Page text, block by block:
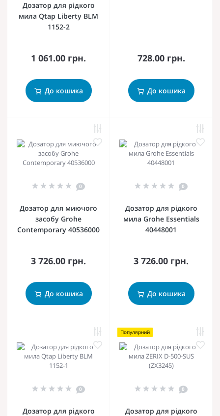
Дозатор для рідкого
мила Qtap Liberty BLM
1152-2
1 061.00 грн.
До кошика
728.00 грн.
До кошика
0
Дозатор для миючого
засобу Grohe
Contemporary 40536000
3 726.00 грн.
До кошика
0
Дозатор для рідкого
мила Grohe Essentials
40448001
3 726.00 грн.
До кошика
0
Дозатор для рідкого
Популярний
0
Дозатор для рідкого